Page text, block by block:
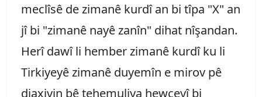
meclîsê de zimanê kurdî an bi tîpa "X" an
jî bi "zimanê nayê zanîn" dihat nîşandan.
Herî dawî li hember zimanê kurdî ku li
Tirkiyeyê zimanê duyemîn e mirov pê
diaxivin bê tehemuliya hewceyî bi